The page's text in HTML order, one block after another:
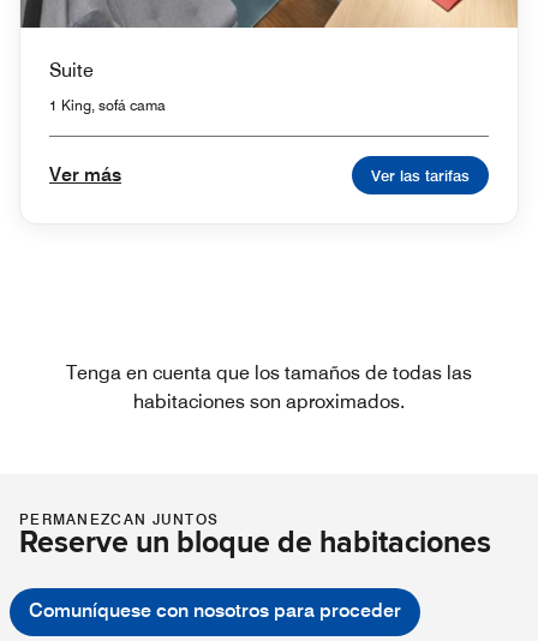
Suite
1 King, sofá cama
Ver más Ver las tarifas
Tenga en cuenta que los tamaños de todas las
habitaciones son aproximados.
PERMANEZCAN JUNTOS
Reserve un bloque de habitaciones
Comuníquese con nosotros para proceder